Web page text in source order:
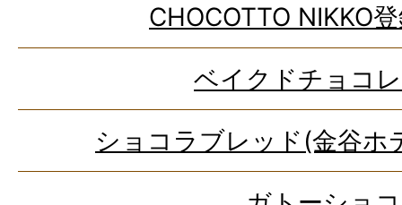
CHOCOTTO NIKKO
ベイクドチョコ
ショコラブレッド(金谷ホ